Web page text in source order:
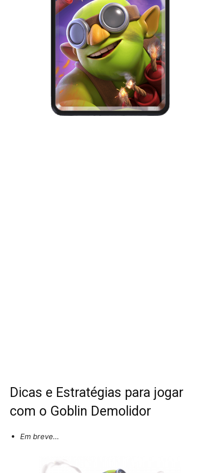
Dicas e Estratégias para jogar
com o Goblin Demolidor
Em breve…